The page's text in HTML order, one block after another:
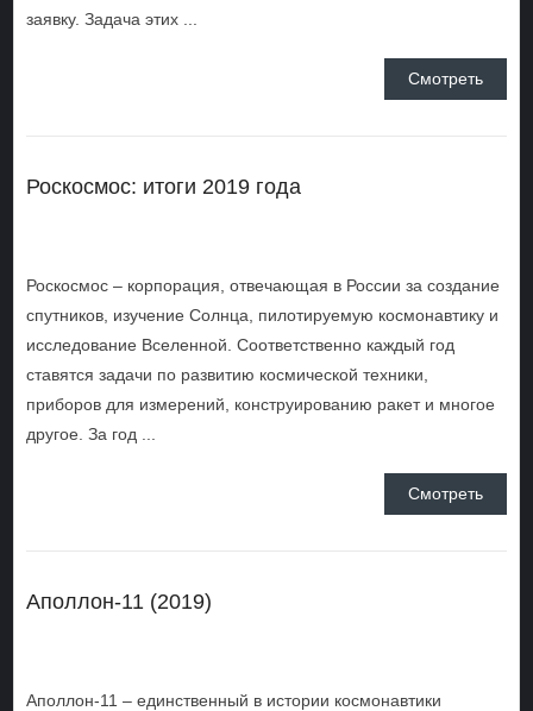
заявку. Задача этих ...
Смотреть
Роскосмос: итоги 2019 года
Роскосмос – корпорация, отвечающая в России за создание
спутников, изучение Солнца, пилотируемую космонавтику и
исследование Вселенной. Соответственно каждый год
ставятся задачи по развитию космической техники,
приборов для измерений, конструированию ракет и многое
другое. За год ...
Смотреть
Аполлон-11 (2019)
Аполлон-11 – единственный в истории космонавтики